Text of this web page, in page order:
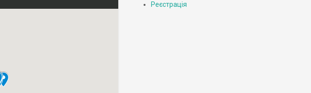
Реєстрація